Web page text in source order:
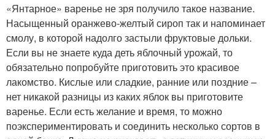
«Янтарное» варенье не зря получило такое название.
Насыщенный оранжево-желтый сироп так и напоминает
смолу, в которой надолго застыли фруктовые дольки.
Если вы не знаете куда деть яблочный урожай, то
обязательно попробуйте приготовить это красивое
лакомство. Кислые или сладкие, ранние или поздние –
нет никакой разницы из каких яблок вы приготовите
варенье. Если есть желание и время, то можно
поэкспериментировать и соединить несколько сортов в